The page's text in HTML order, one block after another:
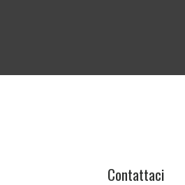
Contattaci